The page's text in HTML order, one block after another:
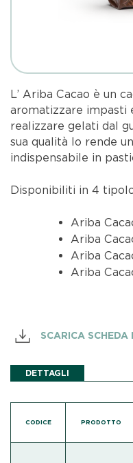
L’ Ariba Cacao è un
aromatizzare impasti
realizzare gelati dal
sua qualità lo rende
indispensabile in
Disponibiliti in 4
Ariba
Ariba
Ariba
Ariba
SCARICA
DETTAGLI
CODICE PRODOTTO